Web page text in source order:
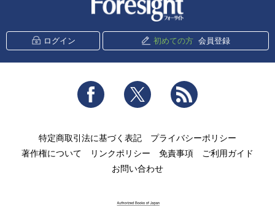
ログイン 初めての方 会員登録
Facebook Twitter
特定商取引法に基づく表記
プライバシーポリシー
著作権について
リンクポリシー 免責事項
ご利用ガイド
お問い合わせ